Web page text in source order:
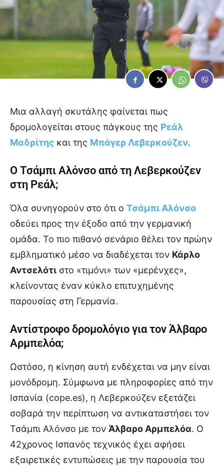
Μια αλλαγή σκυτάλης φαίνεται πως
δρομολογείται στους πάγκους της Ρεάλ
Μαδρίτης και της Μπάγερ Λεβερκούζεν.
Ο Τσάμπι Αλόνσο από τη Λεβερκούζεν
στη Ρεάλ;
Όλα συνηγορούν στο ότι ο Τσάμπι Αλόνσο
οδεύει προς την έξοδο από την γερμανική
ομάδα. Το πιο πιθανό σενάριο θέλει τον πρώην
εμβληματικό μέσο να διαδέχεται τον Κάρλο
Αντσελότι στο «τιμόνι» των «μερένχες»,
κλείνοντας έναν κύκλο επιτυχημένης
παρουσίας στη Γερμανία.
Αντίστροφο δρομολόγιο για τον Άλβαρο
Αρμπελόα;
Ωστόσο, η κίνηση αυτή ενδέχεται να μην είναι
μονόδρομη. Σύμφωνα με πληροφορίες από την
Ισπανία (cope.es), η Λεβερκούζεν εξετάζει
σοβαρά την περίπτωση να αντικαταστήσει τον
Τσάμπι Αλόνσο με τον Άλβαρο Αρμπελόα. Ο
42χρονος Ισπανός τεχνικός έχει αφήσει
εξαιρετικές εντυπώσεις με την παρουσία του